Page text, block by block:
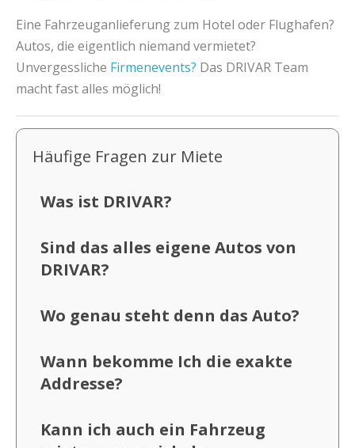
Eine Fahrzeuganlieferung zum Hotel oder Flughafen?
Autos, die eigentlich niemand vermietet?
Unvergessliche Firmenevents? Das DRIVAR Team
macht fast alles möglich!
Häufige Fragen zur Miete
Was ist DRIVAR?
Sind das alles eigene Autos von
DRIVAR?
Wo genau steht denn das Auto?
Wann bekomme Ich die exakte
Addresse?
Kann ich auch ein Fahrzeug